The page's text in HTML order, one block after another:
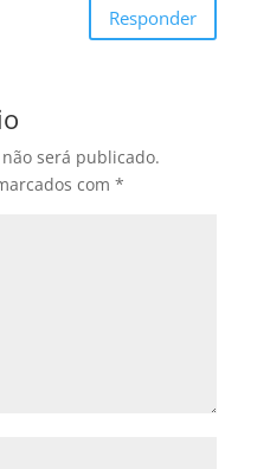
Responder
será publicado.
com *